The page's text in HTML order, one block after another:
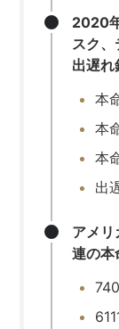
2020
スク、
出遅れ
本
本
本
出
アメリ
連の本